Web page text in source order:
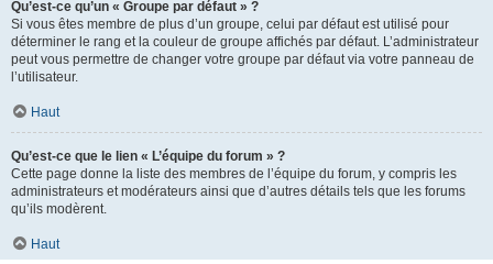
Qu’est-ce qu’un « Groupe par défaut » ?
Si vous êtes membre de plus d’un groupe, celui par défaut est utilisé pour
déterminer le rang et la couleur de groupe affichés par défaut. L’administrateur
peut vous permettre de changer votre groupe par défaut via votre panneau de
l’utilisateur.
Haut
Qu’est-ce que le lien « L’équipe du forum » ?
Cette page donne la liste des membres de l’équipe du forum, y compris les
administrateurs et modérateurs ainsi que d’autres détails tels que les forums
qu’ils modèrent.
Haut